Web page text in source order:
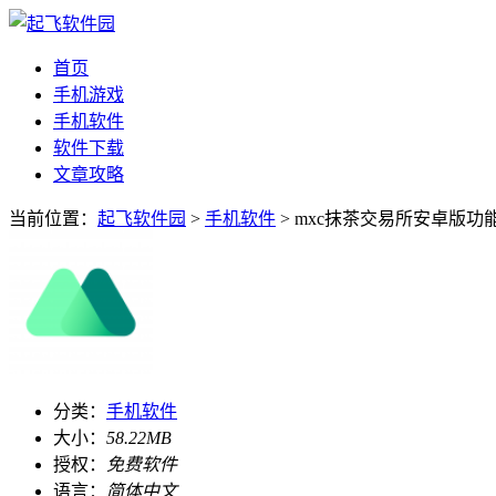
首页
手机游戏
手机软件
软件下载
文章攻略
当前位置： 起飞软件园 > 手机软件 > mxc抹茶交易所安卓版功
分类： 手机软件
大小： 58.22MB
授权：
免费软件
语言：
简体中文